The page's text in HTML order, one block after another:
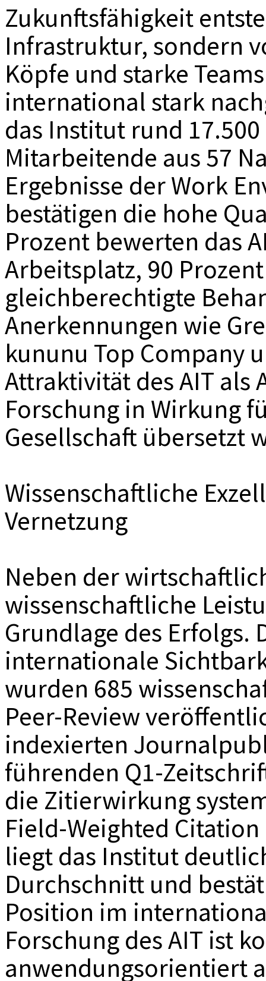
Zukunftsfähigkeit
Infrastruktur, sondern
Köpfe und starke
international stark
das Institut rund
Mitarbeitende aus 57
Ergebnisse der Work
bestätigen die hohe
Prozent bewerten das
Arbeitsplatz, 90
gleichberechtigte
Anerkennungen wie
kununu Top Company
Attraktivität des AIT
Forschung in Wirkung
Gesellschaft übersetzt
Wissenschaftliche
Vernetzung
Neben der
wissenschaftliche
Grundlage des Erfolgs.
internationale
wurden 685
Peer-Review
indexierten
führenden Q1-
die Zitierwirkung
Field-Weighted
liegt das Institut
Durchschnitt und
Position im
Forschung des AIT ist
anwendungsorientiert